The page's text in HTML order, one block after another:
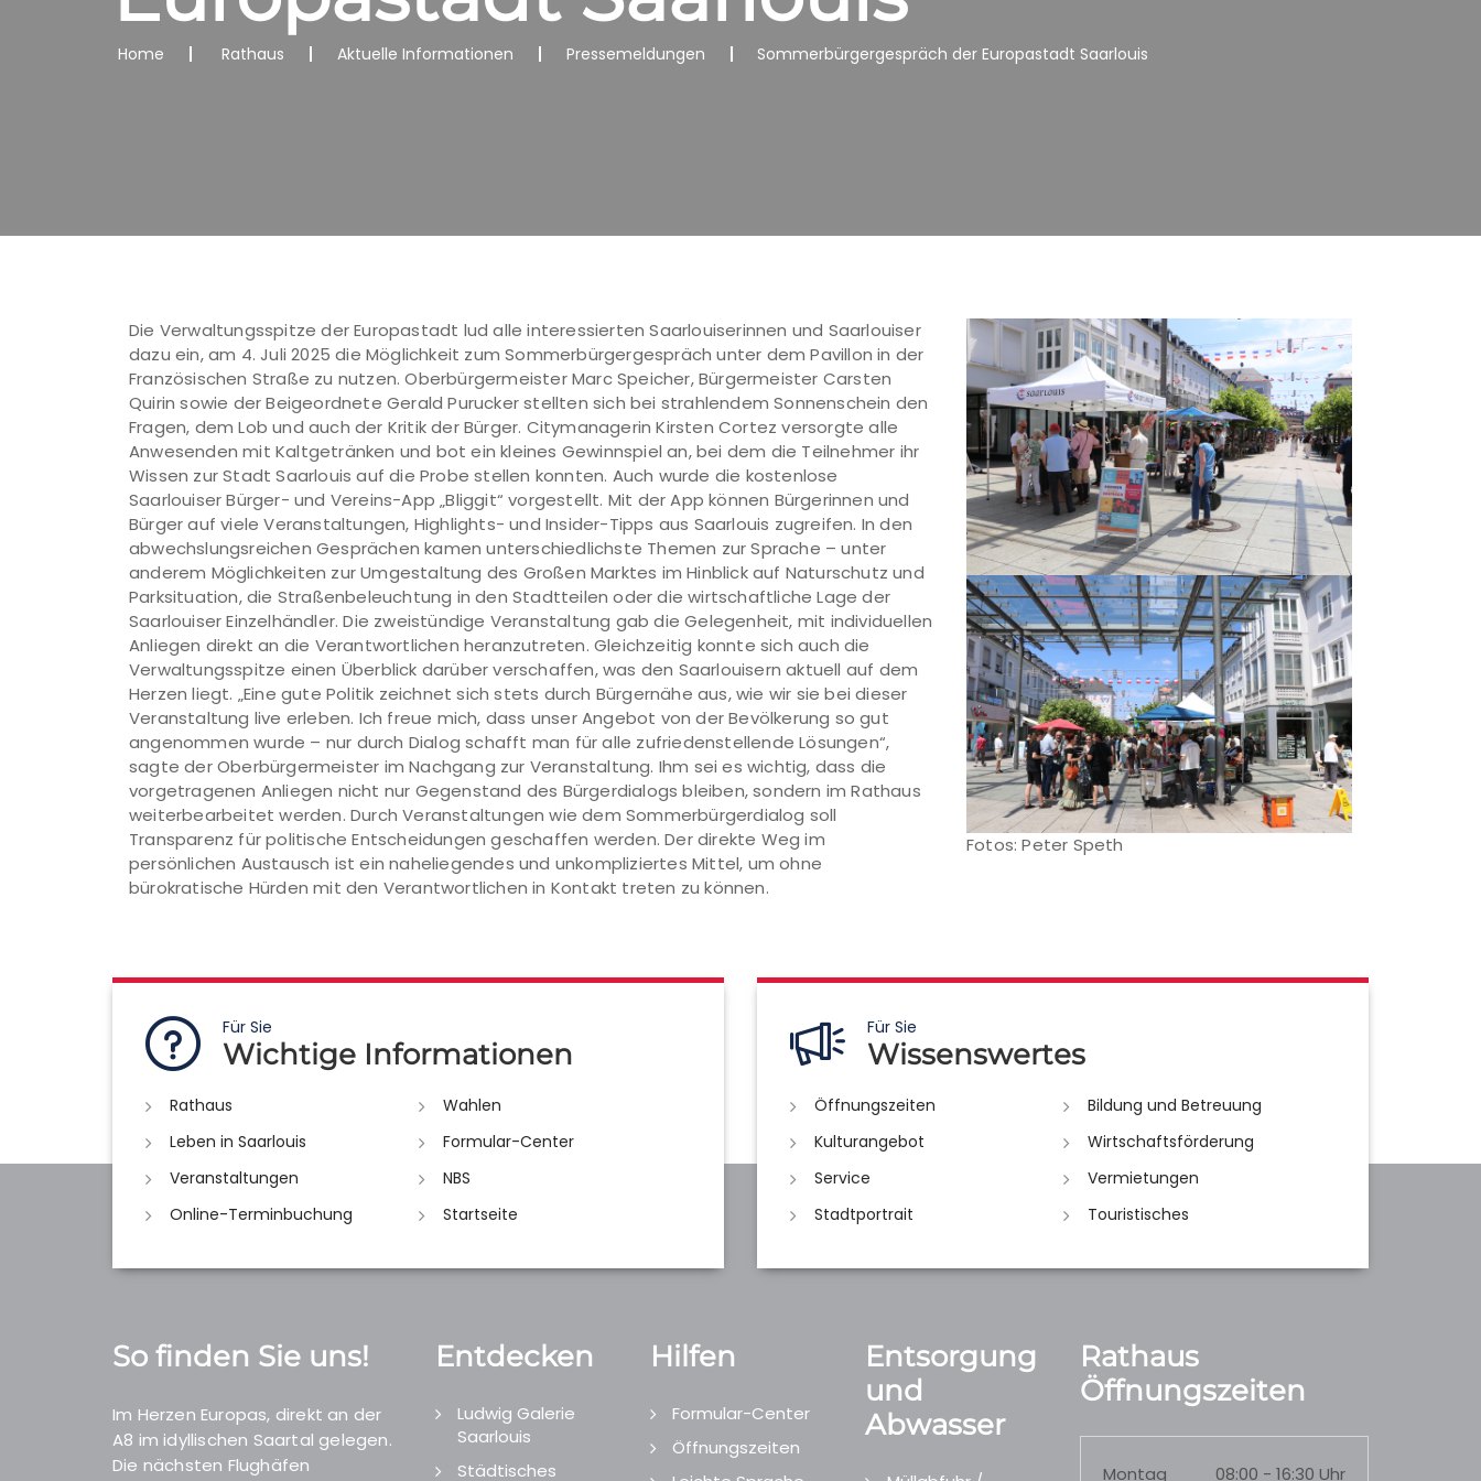
Home Rathaus Aktuelle Informationen Pressemeldungen Sommerbürgergespräch der Europastadt Saarlouis
Die Verwaltungsspitze der Europastadt lud alle interessierten Saarlouiserinnen und Saarlouiser
dazu ein, am 4. Juli 2025 die Möglichkeit zum Sommerbürgergespräch unter dem Pavillon in der
Französischen Straße zu nutzen. Oberbürgermeister Marc Speicher, Bürgermeister Carsten
Quirin sowie der Beigeordnete Gerald Purucker stellten sich bei strahlendem Sonnenschein den
Fragen, dem Lob und auch der Kritik der Bürger. Citymanagerin Kirsten Cortez versorgte alle
Anwesenden mit Kaltgetränken und bot ein kleines Gewinnspiel an, bei dem die Teilnehmer ihr
Wissen zur Stadt Saarlouis auf die Probe stellen konnten. Auch wurde die kostenlose
Saarlouiser Bürger- und Vereins-App „Bliggit“ vorgestellt. Mit der App können Bürgerinnen und
Bürger auf viele Veranstaltungen, Highlights- und Insider-Tipps aus Saarlouis zugreifen. In den
abwechslungsreichen Gesprächen kamen unterschiedlichste Themen zur Sprache – unter
anderem Möglichkeiten zur Umgestaltung des Großen Marktes im Hinblick auf Naturschutz und
Parksituation, die Straßenbeleuchtung in den Stadtteilen oder die wirtschaftliche Lage der
Saarlouiser Einzelhändler. Die zweistündige Veranstaltung gab die Gelegenheit, mit individuellen
Anliegen direkt an die Verantwortlichen heranzutreten. Gleichzeitig konnte sich auch die
Verwaltungsspitze einen Überblick darüber verschaffen, was den Saarlouisern aktuell auf dem
Herzen liegt. „Eine gute Politik zeichnet sich stets durch Bürgernähe aus, wie wir sie bei dieser
Veranstaltung live erleben. Ich freue mich, dass unser Angebot von der Bevölkerung so gut
angenommen wurde – nur durch Dialog schafft man für alle zufriedenstellende Lösungen“,
sagte der Oberbürgermeister im Nachgang zur Veranstaltung. Ihm sei es wichtig, dass die
vorgetragenen Anliegen nicht nur Gegenstand des Bürgerdialogs bleiben, sondern im Rathaus
weiterbearbeitet werden. Durch Veranstaltungen wie dem Sommerbürgerdialog soll
Transparenz für politische Entscheidungen geschaffen werden. Der direkte Weg im
persönlichen Austausch ist ein naheliegendes und unkompliziertes Mittel, um ohne
bürokratische Hürden mit den Verantwortlichen in Kontakt treten zu können.
Fotos: Peter Speth
Für Sie
Wichtige Informationen
Rathaus
Wahlen
Leben in Saarlouis
Formular-Center
Veranstaltungen
NBS
Online-Terminbuchung
Startseite
Für Sie
Wissenswertes
Öffnungszeiten
Bildung und Betreuung
Kulturangebot
Wirtschaftsförderung
Service
Vermietungen
Stadtportrait
Touristisches
So finden Sie uns!
Im Herzen Europas, direkt an der
A8 im idyllischen Saartal gelegen.
Die nächsten Flughäfen
Entdecken
Ludwig Galerie
Saarlouis
Städtisches
Hilfen
Formular-Center
Öffnungszeiten
Entsorgung
und
Abwasser
Rathaus
Öffnungszeiten
Montag 08:00 - 16:30 Uhr